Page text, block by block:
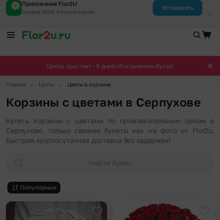
Приложение Flor2U
Скидка 300₽ в приложении
Установить
Цветы простоят - 5 дней! Или заменим букет!
Главная Цветы Цветы в корзине
Корзины с цветами в Серпухове
Купить корзины с цветами по привлекательным ценам в
Серпухове, только свежие букеты как на фото от Flor2u.
Быстрая круглосуточная доставка без задержек!
Найти букет
Популярные